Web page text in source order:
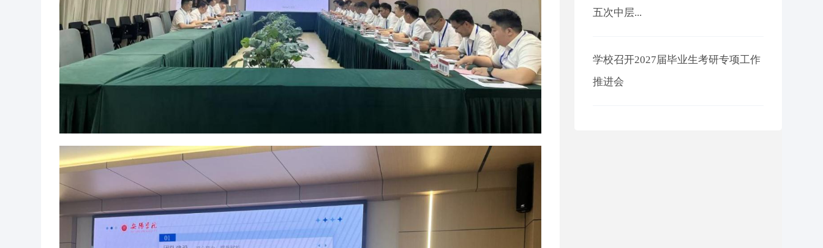
五次中层...
学校召开2027届毕业生考研专项工作
推进会